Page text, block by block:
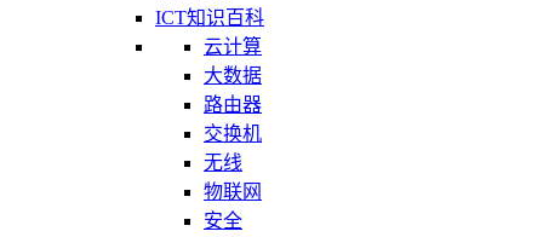
ICT知识百科
云计算
大数据
路由器
交换机
无线
物联网
安全